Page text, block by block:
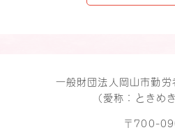
一般財団法人岡山市勤
（愛称：ときめ
〒700-